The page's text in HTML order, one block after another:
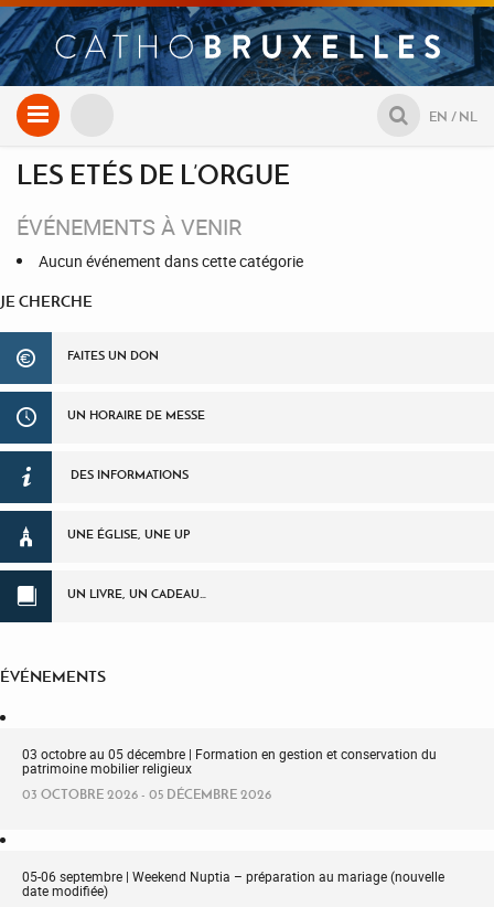
Aller
au
NL
EN
LES ETÉS DE L’ORGUE
ÉVÉNEMENTS À VENIR
Aucun événement dans cette catégorie
JE CHERCHE
FAITES UN DON
UN HORAIRE DE MESSE
DES INFORMATIONS
UNE ÉGLISE, UNE UP
UN LIVRE, UN CADEAU…
ÉVÉNEMENTS
03 octobre au 05 décembre | Formation en gestion et conservation du
patrimoine mobilier religieux
03 OCTOBRE 2026 - 05 DÉCEMBRE 2026
05-06 septembre | Weekend Nuptia – préparation au mariage (nouvelle
date modifiée)